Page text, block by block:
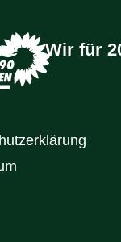
Wir für